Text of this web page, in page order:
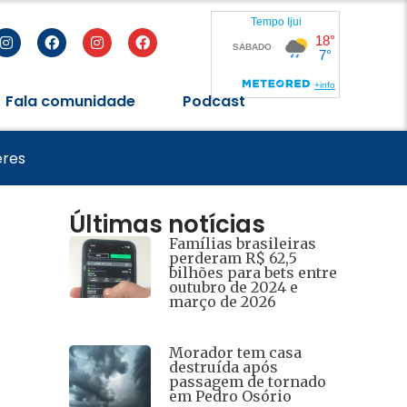
Fala comunidade Podcast
2026
Últimas notícias
Famílias brasileiras
perderam R$ 62,5
bilhões para bets entre
outubro de 2024 e
março de 2026
Morador tem casa
destruída após
passagem de tornado
em Pedro Osório